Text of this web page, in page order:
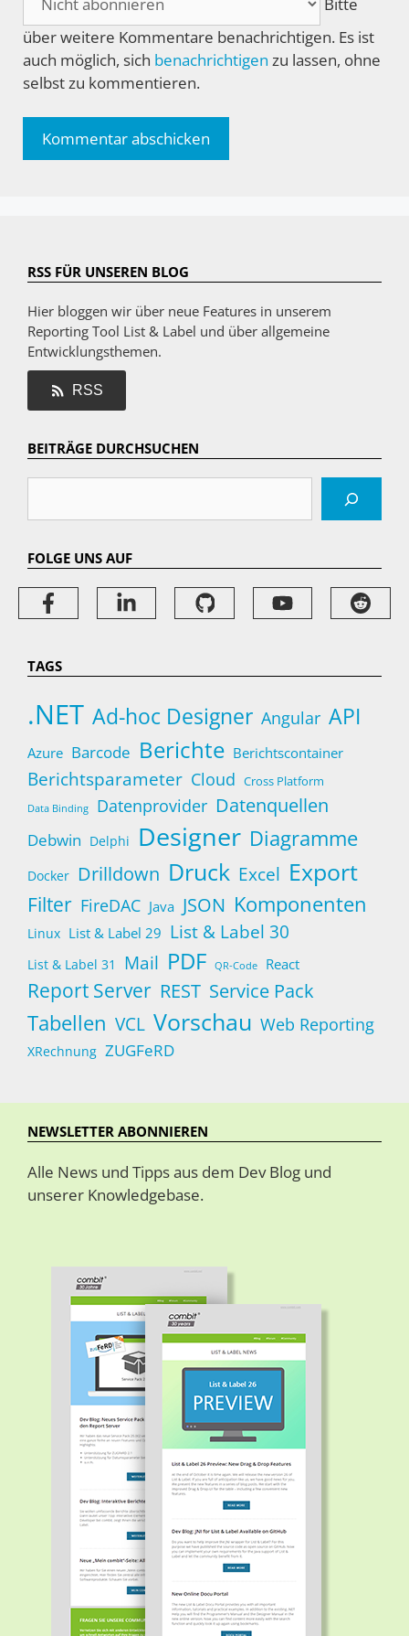
über weitere Kommentare benachrichtigen. Es ist
auch möglich, sich benachrichtigen zu lassen, ohne
selbst zu kommentieren.
RSS FÜR UNSEREN BLOG
Hier bloggen wir über neue Features in unserem
Reporting Tool List & Label und über allgemeine
Entwicklungsthemen.
RSS
BEITRÄGE DURCHSUCHEN
FOLGE UNS AUF
TAGS
.NET Ad-hoc Designer Angular API
Azure Barcode Berichte Berichtscontainer
Berichtsparameter Cloud Cross Platform
Data Binding Datenprovider Datenquellen
Debwin Delphi Designer Diagramme
Docker Drilldown Druck Excel Export
Filter FireDAC Java JSON Komponenten
Linux List & Label 29 List & Label 30
List & Label 31 Mail PDF QR-Code React
Report Server REST Service Pack
Tabellen VCL Vorschau Web Reporting
XRechnung ZUGFeRD
NEWSLETTER ABONNIEREN
Alle News und Tipps aus dem Dev Blog und
unserer Knowledgebase.